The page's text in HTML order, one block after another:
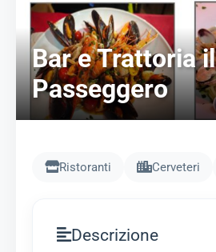
Bar e Trattoria il
Passeggero
Ristoranti Cerveteri
Descrizione